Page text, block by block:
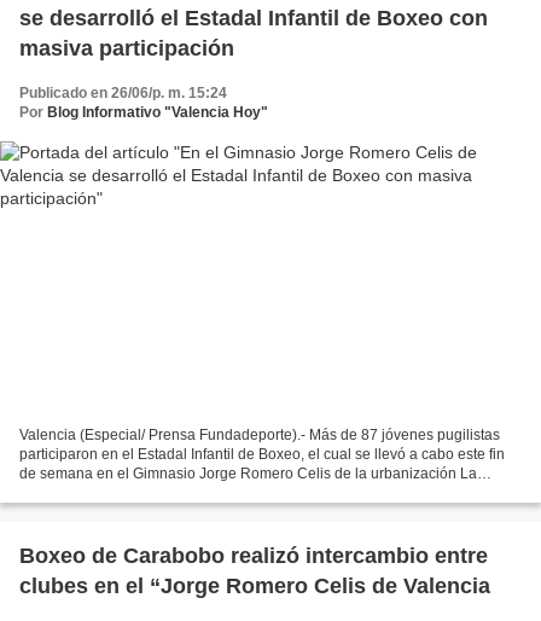
se desarrolló el Estadal Infantil de Boxeo con
masiva participación
Publicado en 26/06/p. m. 15:24
Por Blog Informativo "Valencia Hoy"
Valencia (Especial/ Prensa Fundadeporte).- Más de 87 jóvenes pugilistas
participaron en el Estadal Infantil de Boxeo, el cual se llevó a cabo este fin
de semana en el Gimnasio Jorge Romero Celis de la urbanización La
Boxeo de Carabobo realizó intercambio entre
clubes en el “Jorge Romero Celis de Valencia